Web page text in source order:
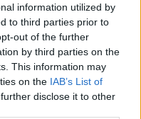
information utilized by
to third parties prior to
out of the further
by third parties on the
This information may
on the IAB’s List of
disclose it to other
Sandomierz
hasła